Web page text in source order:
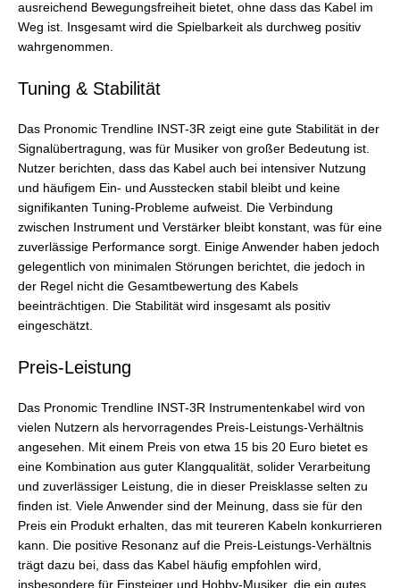
ausreichend Bewegungsfreiheit bietet, ohne dass das Kabel im
Weg ist. Insgesamt wird die Spielbarkeit als durchweg positiv
wahrgenommen.
Tuning & Stabilität
Das Pronomic Trendline INST-3R zeigt eine gute Stabilität in der
Signalübertragung, was für Musiker von großer Bedeutung ist.
Nutzer berichten, dass das Kabel auch bei intensiver Nutzung
und häufigem Ein- und Ausstecken stabil bleibt und keine
signifikanten Tuning-Probleme aufweist. Die Verbindung
zwischen Instrument und Verstärker bleibt konstant, was für eine
zuverlässige Performance sorgt. Einige Anwender haben jedoch
gelegentlich von minimalen Störungen berichtet, die jedoch in
der Regel nicht die Gesamtbewertung des Kabels
beeinträchtigen. Die Stabilität wird insgesamt als positiv
eingeschätzt.
Preis-Leistung
Das Pronomic Trendline INST-3R Instrumentenkabel wird von
vielen Nutzern als hervorragendes Preis-Leistungs-Verhältnis
angesehen. Mit einem Preis von etwa 15 bis 20 Euro bietet es
eine Kombination aus guter Klangqualität, solider Verarbeitung
und zuverlässiger Leistung, die in dieser Preisklasse selten zu
finden ist. Viele Anwender sind der Meinung, dass sie für den
Preis ein Produkt erhalten, das mit teureren Kabeln konkurrieren
kann. Die positive Resonanz auf die Preis-Leistungs-Verhältnis
trägt dazu bei, dass das Kabel häufig empfohlen wird,
insbesondere für Einsteiger und Hobby-Musiker, die ein gutes